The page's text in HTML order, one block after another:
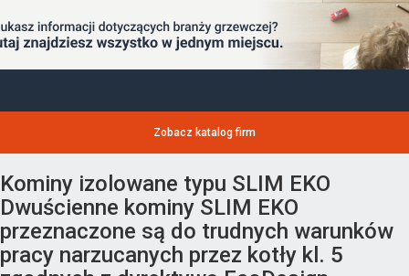
Zobacz katalog firm
Kominy izolowane typu SLIM EKO
Dwuścienne kominy SLIM EKO
przeznaczone są do trudnych warunków
pracy narzucanych przez kotły kl. 5